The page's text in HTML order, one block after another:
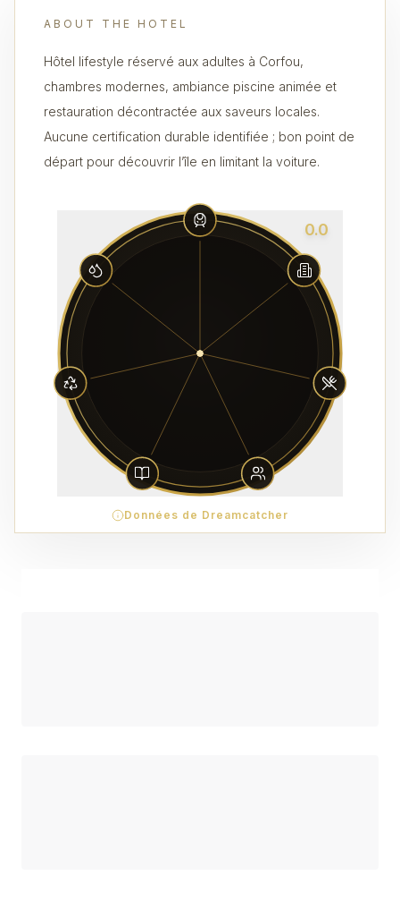
ABOUT THE HOTEL
Hôtel lifestyle réservé aux adultes à Corfou,
chambres modernes, ambiance piscine animée et
restauration décontractée aux saveurs locales.
Aucune certification durable identifiée ; bon point de
départ pour découvrir l’île en limitant la voiture.
0.0
Données de Dreamcatcher